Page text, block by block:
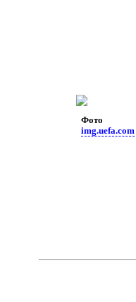
Фото
img.uefa.com